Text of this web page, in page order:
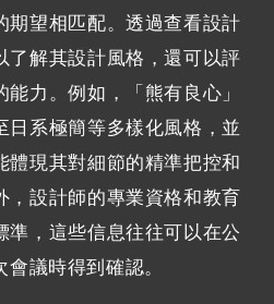
期望相匹配。透過查看設計
了解其設計風格，還可以評
力。例如，「熊有良心」
日系極簡等多樣化風格，並
體現其對細節的精準把控和
，設計師的專業資格和教育
準，這些信息往往可以在公
議時得到確認。